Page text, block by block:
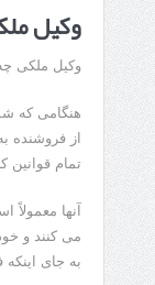
وکیل
وکیل ملکی
هنگامی که
از فروشنده
تمام قوانین
آنها
می کنند و
به جای